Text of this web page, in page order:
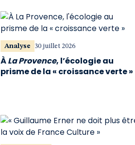
Analyse 30 juillet 2026
ÀLa Provence, l’écologie au
prisme de la « croissance verte »